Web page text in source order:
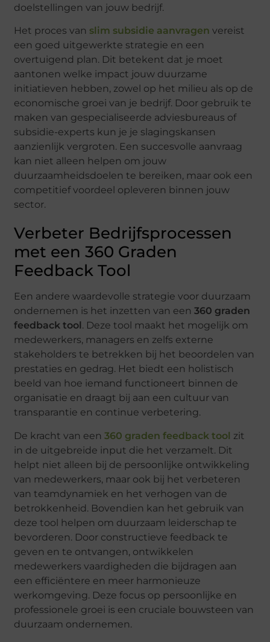
doelstellingen van jouw bedrijf.
Het proces van slim subsidie aanvragenvereist
een goed uitgewerkte strategie en een
overtuigend plan. Dit betekent dat je moet
aantonen welke impact jouw duurzame
initiatieven hebben, zowel op het milieu als op de
economische groei van je bedrijf. Door gebruik te
maken van gespecialiseerde adviesbureaus of
subsidie-experts kun je je slagingskansen
aanzienlijk vergroten. Een succesvolle aanvraag
kan niet alleen helpen om jouw
duurzaamheidsdoelen te bereiken, maar ook een
competitief voordeel opleveren binnen jouw
sector.
Verbeter Bedrijfsprocessen
met een 360 Graden
Feedback Tool
Een andere waardevolle strategie voor duurzaam
ondernemen is het inzetten van een360 graden
feedback tool . Deze tool maakt het mogelijk om
medewerkers, managers en zelfs externe
stakeholders te betrekken bij het beoordelen van
prestaties en gedrag. Het biedt een holistisch
beeld van hoe iemand functioneert binnen de
organisatie en draagt bij aan een cultuur van
transparantie en continue verbetering.
De kracht van een360 graden feedback tool zit
in de uitgebreide input die het verzamelt. Dit
helpt niet alleen bij de persoonlijke ontwikkeling
van medewerkers, maar ook bij het verbeteren
van teamdynamiek en het verhogen van de
betrokkenheid. Bovendien kan het gebruik van
deze tool helpen om duurzaam leiderschap te
bevorderen. Door constructieve feedback te
geven en te ontvangen, ontwikkelen
medewerkers vaardigheden die bijdragen aan
een efficiëntere en meer harmonieuze
werkomgeving. Deze focus op persoonlijke en
professionele groei is een cruciale bouwsteen van
duurzaam ondernemen.